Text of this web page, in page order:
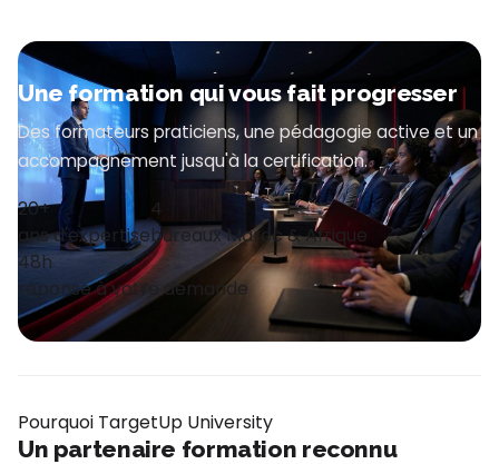
Une formation qui vous fait progresser
Des formateurs praticiens, une pédagogie active et un
accompagnement jusqu'à la certification.
20+
ans d'expertise
4
bureaux Maroc & Afrique
48h
réponse à votre demande
Pourquoi TargetUp University
Un partenaire formation reconnu